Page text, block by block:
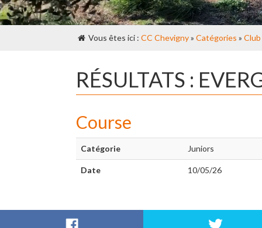
Vous êtes ici : CC Chevigny» Catégories » Club
RÉSULTATS :
Course
Catégorie Juniors
Date 10/05/26